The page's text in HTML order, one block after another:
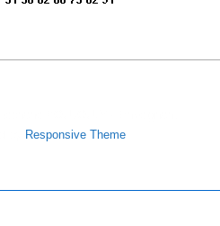
Responsive Theme